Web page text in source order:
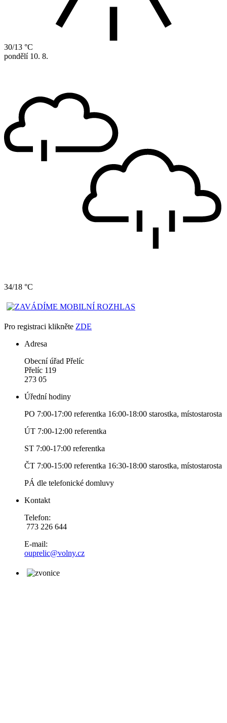
30/13 °C
pondělí 10. 8.
34/18 °C
Pro registraci klikněte ZDE
Adresa
Obecní úřad Přelíc
Přelíc 119
273 05
Úřední hodiny
PO 7:00-17:00 referentka 16:00-18:00 starostka, místostarosta
ÚT 7:00-12:00 referentka
ST 7:00-17:00 referentka
ČT 7:00-15:00 referentka 16:30-18:00 starostka, místostarosta
PÁ dle telefonické domluvy
Kontakt
Telefon:
773 226 644
E-mail:
ouprelic@volny.cz